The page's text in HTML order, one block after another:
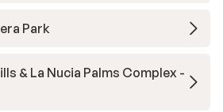
Park
& La Nucia Palms Complex -